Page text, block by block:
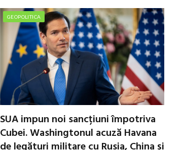
GEOPOLITICA
SUA impun noi sancțiuni împotriva
Cubei. Washingtonul acuză Havana